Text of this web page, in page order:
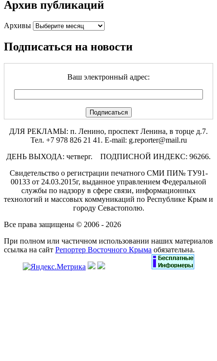
Архив публикаций
Архивы
Подписаться на новости
Ваш электронный адрес:
ДЛЯ РЕКЛАМЫ: п. Ленино, проспект Ленина, в торце д.7.
Тел. +7 978 826 21 41. E-mail: g.reporter@mail.ru
ДЕНЬ ВЫХОДА: четверг. ПОДПИСНОЙ ИНДЕКС: 96266.
Свидетельство о регистрации печатного СМИ ПИ№ ТУ91-
00133 от 24.03.2015г, выданное управлением Федеральной
службы по надзору в сфере связи, информационных
технологий и массовых коммуникаций по Республике Крым и
городу Севастополю.
Все права защищены © 2006 - 2026
При полном или частичном использовании наших материалов
ссылка на сайт Репортер Восточного Крыма обязательна.